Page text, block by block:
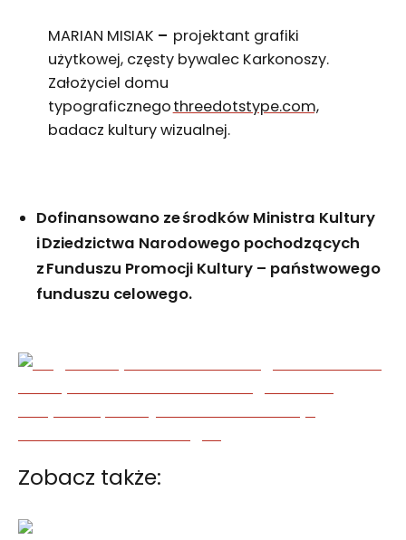
MARIAN MISIAK – projektant grafiki
użytkowej, częsty bywalec Karkonoszy.
Założyciel domu
typograficznegothreedotstype.com,
badacz kultury wizualnej.
Dofinansowano ze środków Ministra Kultury
i Dziedzictwa Narodowego pochodzących
z Funduszu Promocji Kultury – państwowego
funduszu celowego.
Zobacz także: